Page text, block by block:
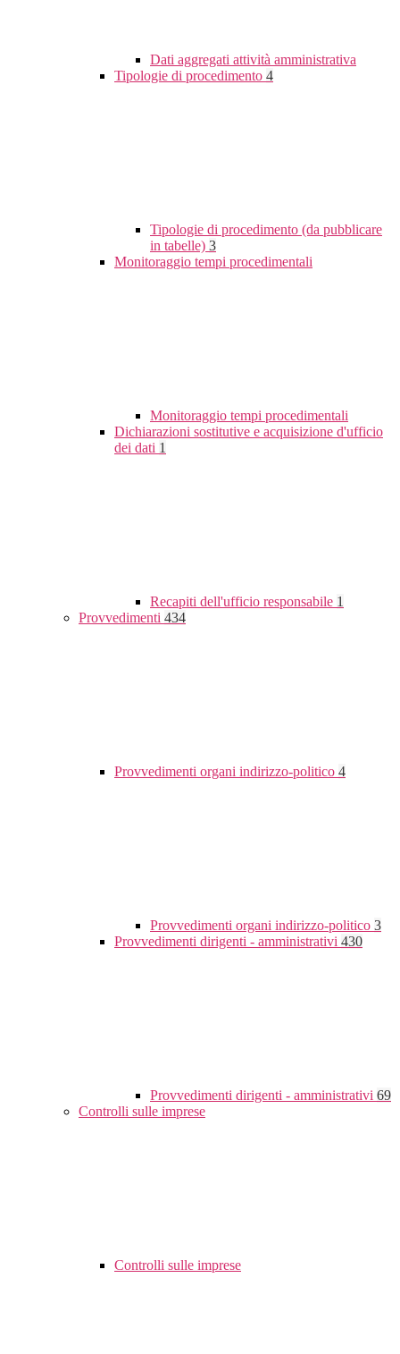
Dati aggregati attività amministrativa
Tipologie di procedimento 4
Tipologie di procedimento (da pubblicare
in tabelle) 3
Monitoraggio tempi procedimentali
Monitoraggio tempi procedimentali
Dichiarazioni sostitutive e acquisizione d'ufficio
dei dati 1
Recapiti dell'ufficio responsabile 1
Provvedimenti 434
Provvedimenti organi indirizzo-politico 4
Provvedimenti organi indirizzo-politico 3
Provvedimenti dirigenti - amministrativi 430
Provvedimenti dirigenti - amministrativi 69
Controlli sulle imprese
Controlli sulle imprese